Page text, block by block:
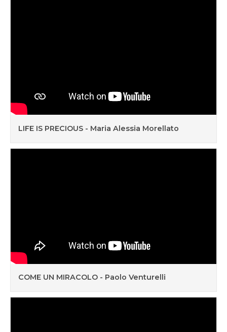
LIFE IS PRECIOUS - Maria Alessia Morellato
COME UN MIRACOLO - Paolo Venturelli